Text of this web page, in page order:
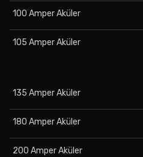
100 Amper Aküler
105 Amper Aküler
135 Amper Aküler
180 Amper Aküler
200 Amper Aküler